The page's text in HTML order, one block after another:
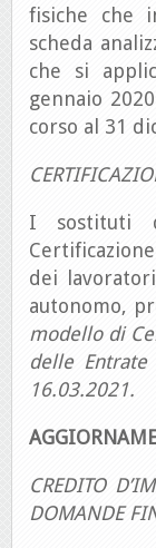
fisiche che
scheda
che si
gennaio
corso al 31
I sostituti
dei
autonomo,
modello di
delle
16.03.2021.
CREDITO
DOMANDE